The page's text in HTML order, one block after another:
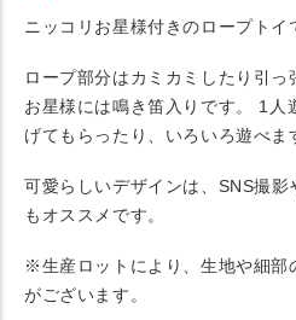
ニッコリお星様付きのロープトイ
ロープ部分はカミカミしたり引っ
お星様には鳴き笛入りです。 1人
げてもらったり、いろいろ遊べま
可愛らしいデザインは、SNS撮影
もオススメです。
※生産ロットにより、生地や細部
がございます。